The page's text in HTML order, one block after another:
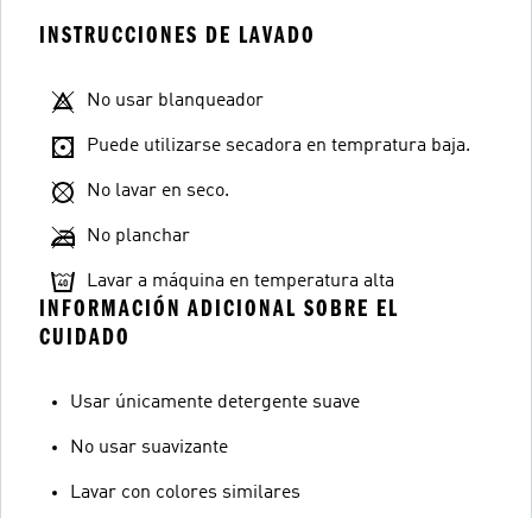
INSTRUCCIONES DE LAVADO
No usar blanqueador
Puede utilizarse secadora en tempratura baja.
No lavar en seco.
No planchar
Lavar a máquina en temperatura alta
INFORMACIÓN ADICIONAL SOBRE EL
CUIDADO
Usar únicamente detergente suave
No usar suavizante
Lavar con colores similares